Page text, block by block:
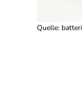
Quelle: